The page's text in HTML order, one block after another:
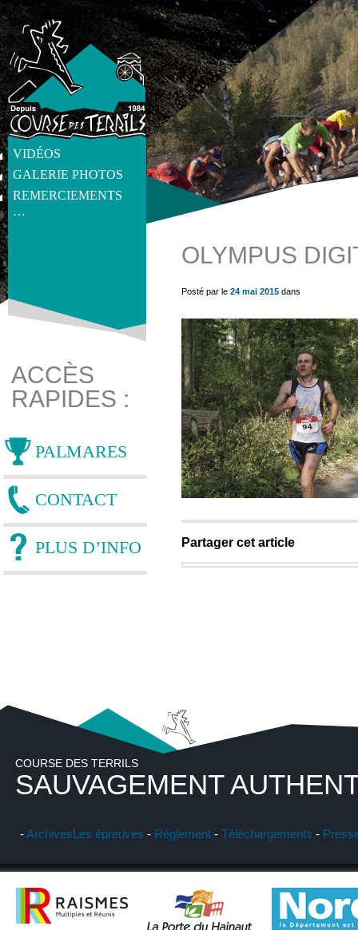
VIDÉOS
GALERIE PHOTOS
REMERCIEMENTS
…
get_post_meta(get_the_ID(), 'thumb', true) ?>
ACCÈS
RAPIDES :
PALMARES
CONTACT
PLUS D’INFO
OLYMPUS
Posté par le 24 mai 2015 dans
Partager cet article
COURSE DES TERRILS
SAUVAGEMENT
-ArchivesLes épreuves - Réglement - Téléchargements -